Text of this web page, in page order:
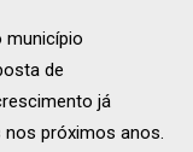
município
de
já
próximos anos.